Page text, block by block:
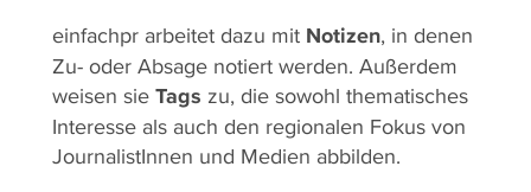
einfachpr arbeitet dazu mit Notizen, in denen
Zu- oder Absage notiert werden. Außerdem
weisen sie Tags zu, die sowohl thematisches
Interesse als auch den regionalen Fokus von
JournalistInnen und Medien abbilden.